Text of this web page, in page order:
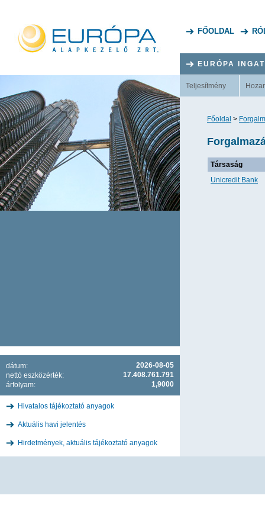
FŐOLDAL
2026-08-05
dátum:
17.408.761.791
nettó eszközérték:
1,9000
árfolyam:
Hivatalos tájékoztató anyagok
Aktuális havi jelentés
Hirdetmények, aktuális tájékoztató anyagok
EURÓPA
Teljesítmény
Főoldal >
Társaság
Unicredit Bank